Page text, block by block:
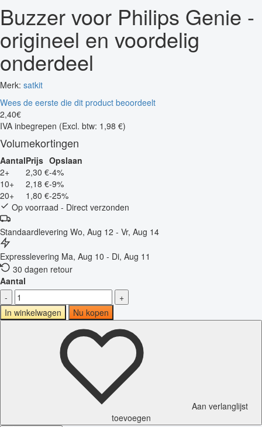
Buzzer voor Philips Genie -
origineel en voordelig
onderdeel
Merk: satkit
Wees de eerste die dit product beoordeelt
2,40€
IVA inbegrepen (Excl. btw: 1,98 €)
Volumekortingen
AantalPrijs Opslaan
2+
2,30 €-4%
10+
2,18 €-9%
20+
1,80 €-25%
Op voorraad - Direct verzonden
Standaardlevering Wo, Aug 12 - Vr, Aug 14
Expresslevering Ma, Aug 10 - Di, Aug 11
30 dagen retour
Aantal
-
+
In winkelwagen
Nu kopen
Aan verlanglijst
toevoegen